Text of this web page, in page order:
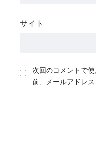
サイト
次回のコメントで
前、メールアドレス